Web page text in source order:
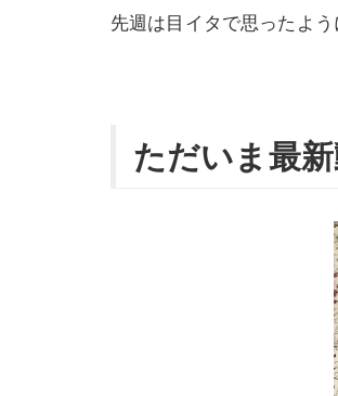
先週は目イタで思ったよ
ただいま最